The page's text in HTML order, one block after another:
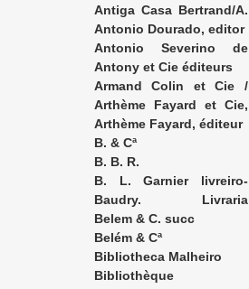
José Bastos & Cia. Editores
Antiga Casa Bertrand/A.
Lavignasse Filho & Cª
Antonio Dourado, editor
Antonio Severino de
Mello, editor
Antony et Cie éditeurs
Armand Colin et Cie /
Calmann Lévy
Arthème Fayard et Cie,
éditeursArthème Fayard, éditeur
B. & Cª
B. B. R.
B. L. Garnier livreiro-
editorBaudry. Livraria
Europea. Dramard Baudry,
sucessor
Belem & C. succ
Belém & Cª
Bibliotheca Malheiro
Bibliothèque